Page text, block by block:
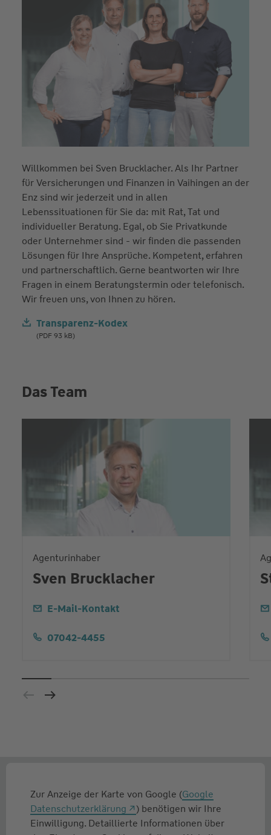
Willkommen bei Sven Brucklacher. Als Ihr Partner
für Versicherungen und Finanzen in Vaihingen an der
Enz sind wir jederzeit und in allen
Lebenssituationen für Sie da: mit Rat, Tat und
individueller Beratung. Egal, ob Sie Privatkunde
oder Unternehmer sind - wir finden die passenden
Lösungen für Ihre Ansprüche. Kompetent, erfahren
und partnerschaftlich. Gerne beantworten wir Ihre
Fragen in einem Beratungstermin oder telefonisch.
Wir freuen uns, von Ihnen zu hören.
Transparenz-Kodex
(PDF 93 kB)
Das Team
Agenturinhaber
Sven Brucklacher
E-Mail-Kontakt
07042-4455
Zur Anzeige der Karte von Google (Google
Datenschutzerklärung
) benötigen wir Ihre
Einwilligung. Detaillierte Informationen über